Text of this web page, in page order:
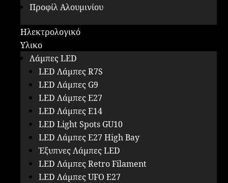
Προφίλ Αλουμινίου
Ηλεκτρολογικό
Υλικο
Λάμπες LED
LED Λάμπες R7S
LED Λάμπες G9
LED Λάμπες E27
LED Λάμπες E14
LED Light Spots GU10
LED Λάμπες E27 High Bay
Έξυπνες Λάμπες LED
LED Λάμπες Retro Filament
LED Λάμπες UFO E27